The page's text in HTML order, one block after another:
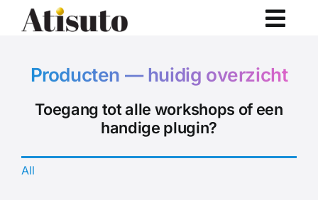
naar
Producten — huidig overzicht
Toegang tot alle workshops of een
handige plugin?
All